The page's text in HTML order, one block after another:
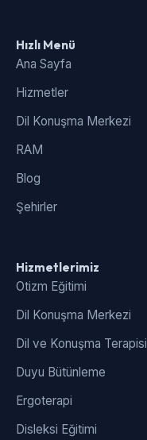
Hızlı Menü
Ana Sayfa
Hizmetler
Dil Konuşma Merkezi
RAM
Blog
Şehirler
Hizmetlerimiz
Otizm Eğitimi
Dil Konuşma Merkezi
Dil ve Konuşma Terapisi
Duyu Bütünleme
Ergoterapi
Disleksi Eğitimi